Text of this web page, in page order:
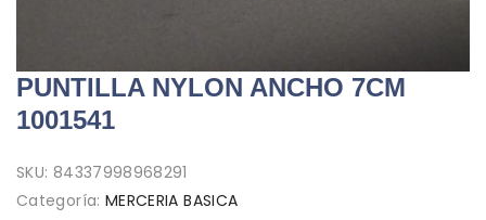
PUNTILLA NYLON ANCHO 7CM
1001541
SKU: 84337998968291
Categoría: MERCERIA BASICA